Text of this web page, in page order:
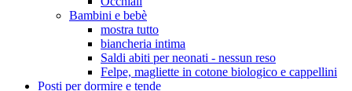
Bambini e bebè
mostra tutto
biancheria intima
Saldi abiti per neonati - nessun reso
Felpe, magliette in cotone biologico e cappellini
Posti per dormire e tende